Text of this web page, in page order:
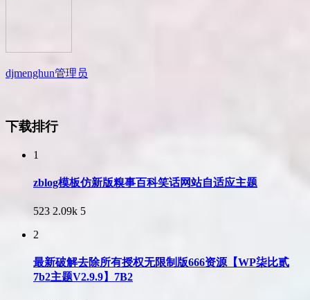
djmenghun管理员
下载排行
1
zblog模板仿新版糗事百科笑话网站自适应主题
523 2.09k 5
2
最新破解去除所有授权无限制版666资源【WP柒比贰
7b2主题V2.9.9】7B2